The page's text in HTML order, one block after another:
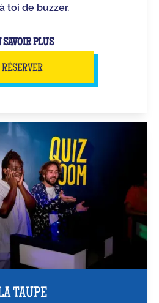
toi de buzzer.
SAVOIR PLUS
RÉSERVER
TAUPE